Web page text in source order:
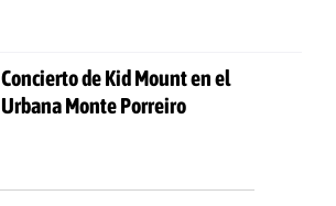
Concierto de Kid Mount en el
Urbana Monte Porreiro